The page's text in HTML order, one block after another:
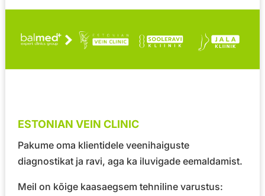
ESTONIAN VEIN CLINIC
Pakume oma klientidele veenihaiguste
diagnostikat ja ravi, aga ka iluvigade eemaldamist.
Meil on kõige kaasaegsem tehniline varustus: